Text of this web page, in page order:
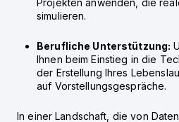
Projekten anwenden, die
simulieren.
Berufliche Unterstützung:
Ihnen beim Einstieg in die
der Erstellung Ihres
auf Vorstellungsgespräche.
In einer Landschaft, die von